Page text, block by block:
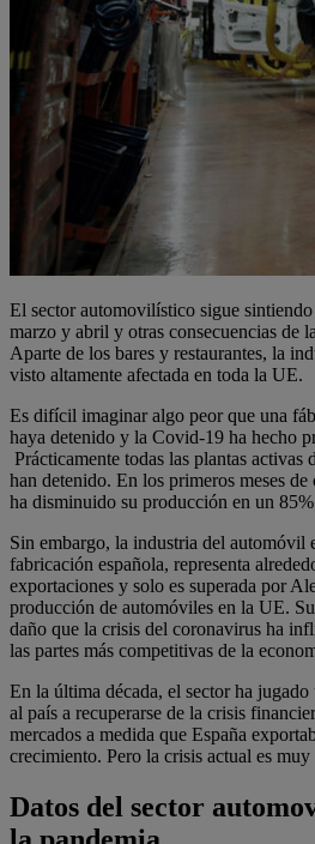
El sector automovilístico sigue
marzo y abril y otras consecuencias de
Aparte de los bares y restaurantes, la
visto altamente afectada en toda la UE.
Es difícil imaginar algo peor que una
haya detenido y la Covid-19 ha hecho
Prácticamente todas las plantas
han detenido. En los primeros meses
ha disminuido su producción en un
Sin embargo, la industria del automóvil
fabricación española, representa
exportaciones y solo es superada por
producción de automóviles en la UE.
daño que la crisis del coronavirus ha
las partes más competitivas de la
En la última década, el sector ha
al país a recuperarse de la crisis
mercados a medida que España
crecimiento. Pero la crisis actual es muy
Datos del sector